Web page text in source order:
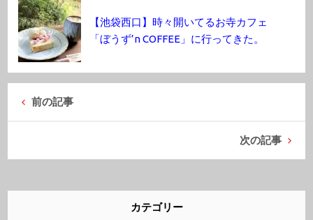
【池袋西口】時々開いてるお寺カフェ
「ぼうず’n COFFEE」に行ってきた。
前の記事
次の記事
カテゴリー